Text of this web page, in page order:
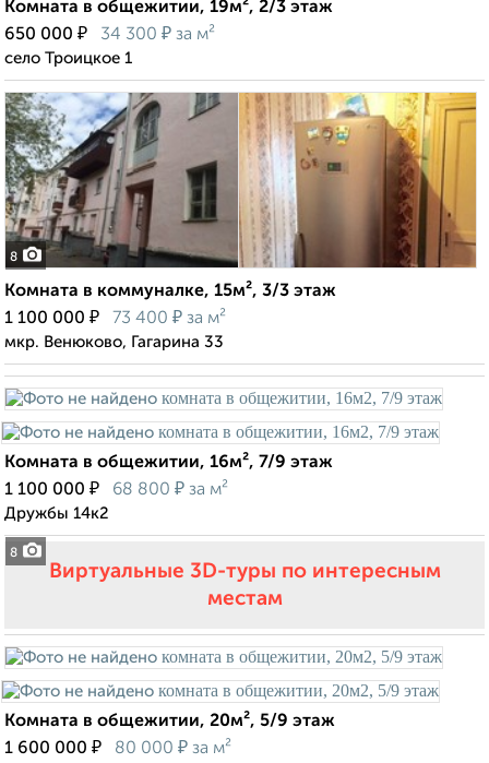
Комната в общежитии, 19м², 2/3 этаж
650 000 ₽ 34 300 ₽ за м²
село Троицкое 1
8
Комната в коммуналке, 15м², 3/3 этаж
1 100 000 ₽ 73 400 ₽ за м²
мкр. Венюково, Гагарина 33
8
Комната в общежитии, 16м², 7/9 этаж
1 100 000 ₽ 68 800 ₽ за м²
Дружбы 14к2
Виртуальные 3D-туры по интересным
местам
Комната в общежитии, 20м², 5/9 этаж
1 600 000 ₽ 80 000 ₽ за м²